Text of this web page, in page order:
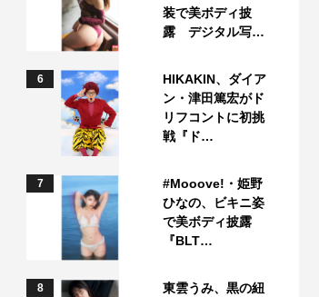
装で美ボディ披
露 デジタル写…
6
HIKAKIN、ダイア
ン・津田篤宏がド
リフコントに初挑
戦『ド…
7
#Mooove!・姫野
ひなの、ビキニ姿
で美ボディ披露
『BLT…
8
東雲うみ、黒の紐